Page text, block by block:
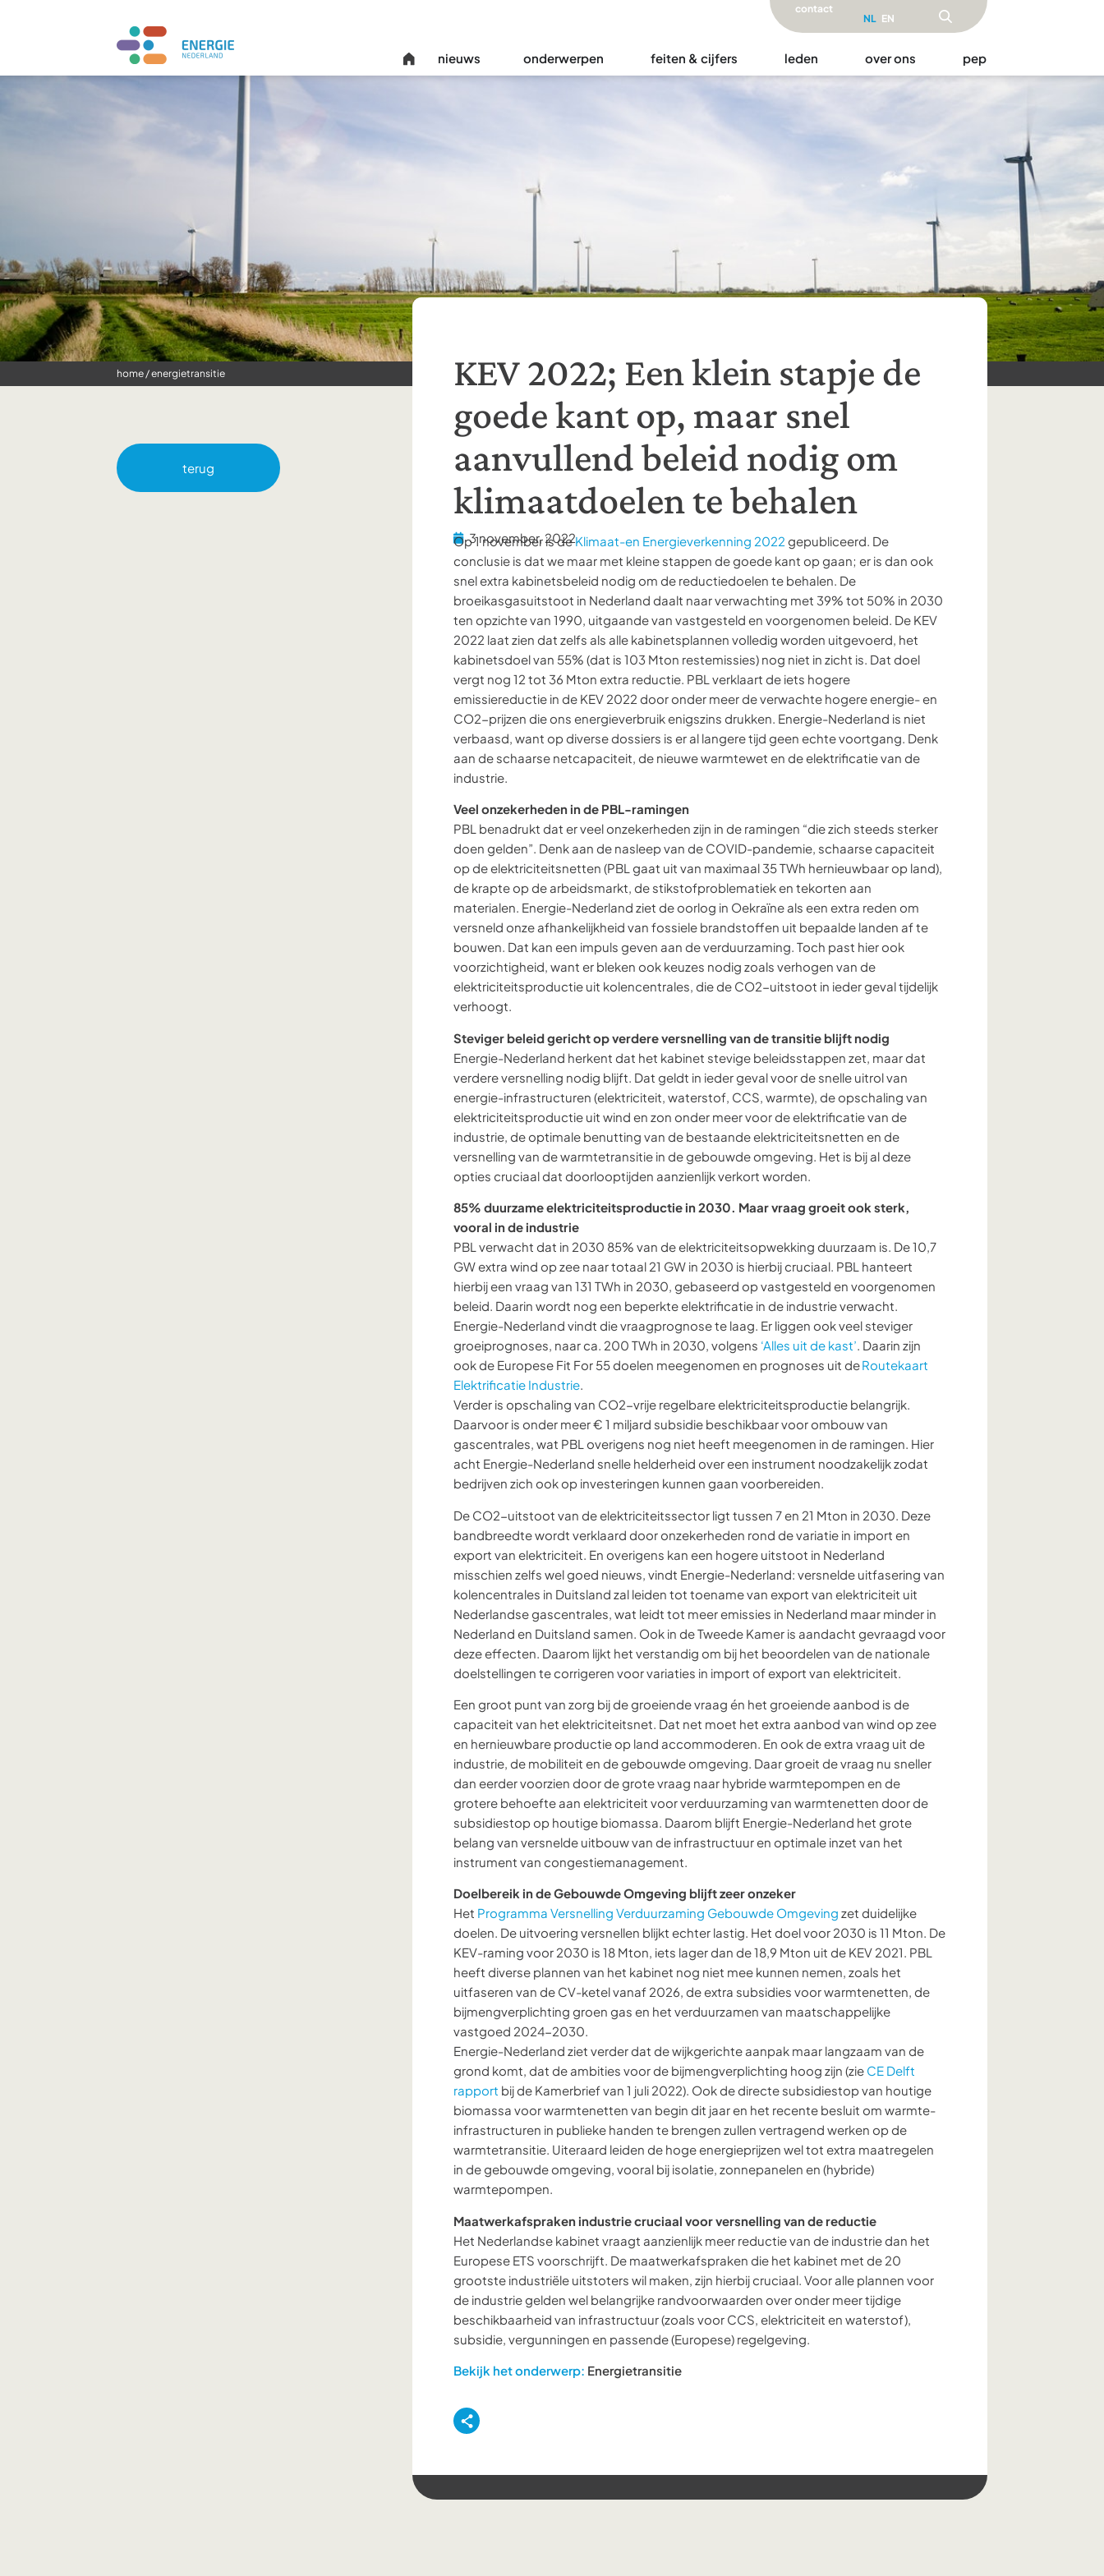
nieuws onderwerpen feiten & cijfers leden over ons pep
contact
NL EN
home/energietransitie
terug
KEV 2022; Een klein stapje de
goede kant op, maar snel
aanvullend beleid nodig om
klimaatdoelen te behalen
3 november, 2022
Op 1 november is deKlimaat-en Energieverkenning 2022 gepubliceerd. De
conclusie is dat we maar met kleine stappen de goede kant op gaan; er is dan ook
snel extra kabinetsbeleid nodig om de reductiedoelen te behalen. De
broeikasgasuitstoot in Nederland daalt naar verwachting met 39% tot 50% in 2030
ten opzichte van 1990, uitgaande van vastgesteld en voorgenomen beleid. De KEV
2022 laat zien dat zelfs als alle kabinetsplannen volledig worden uitgevoerd, het
kabinetsdoel van 55% (dat is 103 Mton restemissies) nog niet in zicht is. Dat doel
vergt nog 12 tot 36 Mton extra reductie. PBL verklaart de iets hogere
emissiereductie in de KEV 2022 door onder meer de verwachte hogere energie- en
CO2-prijzen die ons energieverbruik enigszins drukken. Energie-Nederland is niet
verbaasd, want op diverse dossiers is er al langere tijd geen echte voortgang. Denk
aan de schaarse netcapaciteit, de nieuwe warmtewet en de elektrificatie van de
industrie.
Veel onzekerheden in de PBL-ramingen
PBL benadrukt dat er veel onzekerheden zijn in de ramingen “die zich steeds sterker
doen gelden”. Denk aan de nasleep van de COVID-pandemie, schaarse capaciteit
op de elektriciteitsnetten (PBL gaat uit van maximaal 35 TWh hernieuwbaar op land),
de krapte op de arbeidsmarkt, de stikstofproblematiek en tekorten aan
materialen. Energie-Nederland ziet de oorlog in Oekraïne als een extra reden om
versneld onze afhankelijkheid van fossiele brandstoffen uit bepaalde landen af te
bouwen. Dat kan een impuls geven aan de verduurzaming. Toch past hier ook
voorzichtigheid, want er bleken ook keuzes nodig zoals verhogen van de
elektriciteitsproductie uit kolencentrales, die de CO2-uitstoot in ieder geval tijdelijk
verhoogt.
Steviger beleid gericht op verdere versnelling van de transitie blijft nodig
Energie-Nederland herkent dat het kabinet stevige beleidsstappen zet, maar dat
verdere versnelling nodig blijft. Dat geldt in ieder geval voor de snelle uitrol van
energie-infrastructuren (elektriciteit, waterstof, CCS, warmte), de opschaling van
elektriciteitsproductie uit wind en zon onder meer voor de elektrificatie van de
industrie, de optimale benutting van de bestaande elektriciteitsnetten en de
versnelling van de warmtetransitie in de gebouwde omgeving. Het is bij al deze
opties cruciaal dat doorlooptijden aanzienlijk verkort worden.
85% duurzame elektriciteitsproductie in 2030. Maar vraag groeit ook sterk,
vooral in de industrie
PBL verwacht dat in 2030 85% van de elektriciteitsopwekking duurzaam is. De 10,7
GW extra wind op zee naar totaal 21 GW in 2030 is hierbij cruciaal. PBL hanteert
hierbij een vraag van 131 TWh in 2030, gebaseerd op vastgesteld en voorgenomen
beleid. Daarin wordt nog een beperkte elektrificatie in de industrie verwacht.
Energie-Nederland vindt die vraagprognose te laag. Er liggen ook veel steviger
groeiprognoses, naar ca. 200 TWh in 2030, volgens ‘Alles uit de kast’. Daarin zijn
ook de Europese Fit For 55 doelen meegenomen en prognoses uit deRoutekaart
Elektrificatie Industrie.
Verder is opschaling van CO2-vrije regelbare elektriciteitsproductie belangrijk.
Daarvoor is onder meer € 1 miljard subsidie beschikbaar voor ombouw van
gascentrales, wat PBL overigens nog niet heeft meegenomen in de ramingen. Hier
acht Energie-Nederland snelle helderheid over een instrument noodzakelijk zodat
bedrijven zich ook op investeringen kunnen gaan voorbereiden.
De CO2-uitstoot van de elektriciteitssector ligt tussen 7 en 21 Mton in 2030. Deze
bandbreedte wordt verklaard door onzekerheden rond de variatie in import en
export van elektriciteit. En overigens kan een hogere uitstoot in Nederland
misschien zelfs wel goed nieuws, vindt Energie-Nederland: versnelde uitfasering van
kolencentrales in Duitsland zal leiden tot toename van export van elektriciteit uit
Nederlandse gascentrales, wat leidt tot meer emissies in Nederland maar minder in
Nederland en Duitsland samen. Ook in de Tweede Kamer is aandacht gevraagd voor
deze effecten. Daarom lijkt het verstandig om bij het beoordelen van de nationale
doelstellingen te corrigeren voor variaties in import of export van elektriciteit.
Een groot punt van zorg bij de groeiende vraag én het groeiende aanbod is de
capaciteit van het elektriciteitsnet. Dat net moet het extra aanbod van wind op zee
en hernieuwbare productie op land accommoderen. En ook de extra vraag uit de
industrie, de mobiliteit en de gebouwde omgeving. Daar groeit de vraag nu sneller
dan eerder voorzien door de grote vraag naar hybride warmtepompen en de
grotere behoefte aan elektriciteit voor verduurzaming van warmtenetten door de
subsidiestop op houtige biomassa. Daarom blijft Energie-Nederland het grote
belang van versnelde uitbouw van de infrastructuur en optimale inzet van het
instrument van congestiemanagement.
Doelbereik in de Gebouwde Omgeving blijft zeer onzeker
Het Programma Versnelling Verduurzaming Gebouwde Omgeving zet duidelijke
doelen. De uitvoering versnellen blijkt echter lastig. Het doel voor 2030 is 11 Mton. De
KEV-raming voor 2030 is 18 Mton, iets lager dan de 18,9 Mton uit de KEV 2021. PBL
heeft diverse plannen van het kabinet nog niet mee kunnen nemen, zoals het
uitfaseren van de CV-ketel vanaf 2026, de extra subsidies voor warmtenetten, de
bijmengverplichting groen gas en het verduurzamen van maatschappelijke
vastgoed 2024-2030.
Energie-Nederland ziet verder dat de wijkgerichte aanpak maar langzaam van de
grond komt, dat de ambities voor de bijmengverplichting hoog zijn (zie CE Delft
rapport bij de Kamerbrief van 1 juli 2022). Ook de directe subsidiestop van houtige
biomassa voor warmtenetten van begin dit jaar en het recente besluit om warmte-
infrastructuren in publieke handen te brengen zullen vertragend werken op de
warmtetransitie. Uiteraard leiden de hoge energieprijzen wel tot extra maatregelen
in de gebouwde omgeving, vooral bij isolatie, zonnepanelen en (hybride)
warmtepompen.
Maatwerkafspraken industrie cruciaal voor versnelling van de reductie
Het Nederlandse kabinet vraagt aanzienlijk meer reductie van de industrie dan het
Europese ETS voorschrijft. De maatwerkafspraken die het kabinet met de 20
grootste industriële uitstoters wil maken, zijn hierbij cruciaal. Voor alle plannen voor
de industrie gelden wel belangrijke randvoorwaarden over onder meer tijdige
beschikbaarheid van infrastructuur (zoals voor CCS, elektriciteit en waterstof),
subsidie, vergunningen en passende (Europese) regelgeving.
Bekijk het onderwerp: Energietransitie